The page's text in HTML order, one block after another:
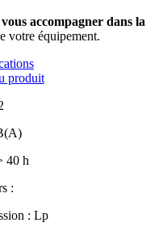
vous accompagner dans la
votre équipement.
produit
40 h
:
: Lp